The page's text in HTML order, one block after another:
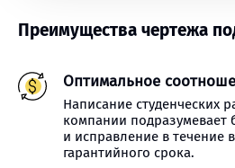
Преимущества чертежа
Оптимальное
Написание студенческих
компании подразумевает
и исправление в течение
гарантийного срока.